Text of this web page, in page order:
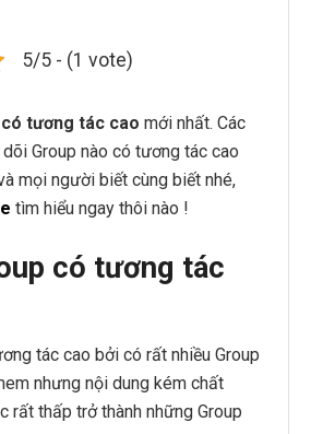
5/5 - (1 vote)
tương tác cao mới nhất. Các
Group nào có tương tác cao
mọi người biết cùng biết nhé,
tìm hiểu ngay thôi nào !
có tương tác
tác cao bởi có rất nhiều Group
nhưng nội dung kém chất
rất thấp trở thành những Group